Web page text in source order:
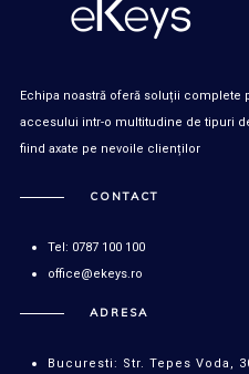
Echipa noastră oferă soluții complete
accesului intr-o multitudine de tipuri
fiind axate pe nevoile clienților
CONTACT
Tel: 0787 100 100
office@ekeys.ro
ADRESA
Bucuresti: Str. Tepes Voda,